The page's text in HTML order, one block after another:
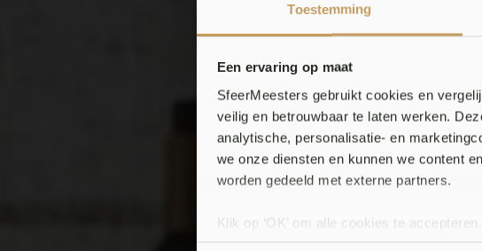
Toestemming
Een ervaring op maat
SfeerMeesters gebruikt cookies en
veilig en betrouwbaar te laten werken.
analytische, personalisatie- en
we onze diensten en kunnen we content
worden gedeeld met externe partners.
Klik op ‘OK’ om alle cookies te